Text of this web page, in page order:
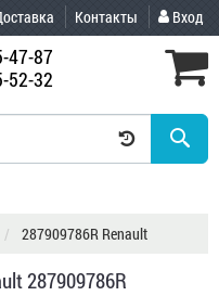
Контакты Вход
47-87
52-32
287909786R Renault
287909786R